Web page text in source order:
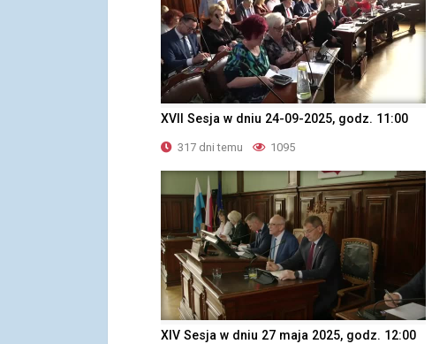
XVII Sesja w dniu 24-09-2025, godz. 11:00
317 dni temu 1095
XIV Sesja w dniu 27 maja 2025, godz. 12:00